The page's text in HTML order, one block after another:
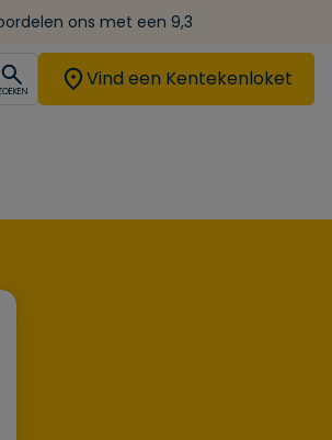
ons met een 9,3
open Vind een Kentekenloket